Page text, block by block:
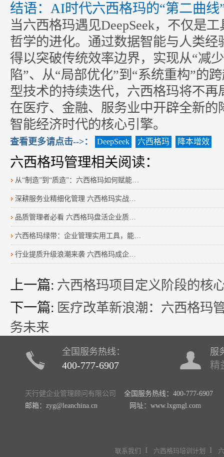
结语：AI时代六西格玛的“第二曲
当六西格玛遇见DeepSeek，不仅是
哲学的进化。通过数据智能与人类经
得以突破传统效率边界，实现从“减
陷”、从“局部优化”到“系统重构”的
型技术的持续迭代，六西格玛将不再
在医疗、金融、服务业中开辟全新的
智能经济时代的核心引擎。
查看更多请点击-->： DeepSeek 六西格玛 降本增效
六西格玛管理相关阅读：
上一篇: 六西格玛项目定义阶段的核
下一篇: 医疗改革新浪潮：六西格玛
务未来
全国服务热线：
400-777-6907
服
精
天行健企业管理顾问有限公司
全国服务热线：400-777-6907
邮箱：zyg@leanchina.cn 网址：www.lxgmgl.com
联系我们 I 六西格玛培训计划 I